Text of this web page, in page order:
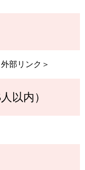
外部リンク＞
以内）